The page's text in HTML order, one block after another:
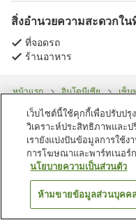
สิ่งอำนวยความสะดวกใน
ที่จอดรถ
ร้านอาหาร
หน้าแรก อินโดนีเซีย เซ็น
ฮาร์ริส โรงแรม & คอนเวนชั่น โซโล
ค้
เว็บไซต์นี้ใช้คุกกี้เพื่อปรับป
วิเคราะห์ประสิทธิภาพและป
เรายังแบ่งปันข้อมูลการใช้ง
การโฆษณาและพาร์ทเนอร์ก
นโยบายความเป็นส่วนตัว
ห้ามขายข้อมูลส่วนบุคค